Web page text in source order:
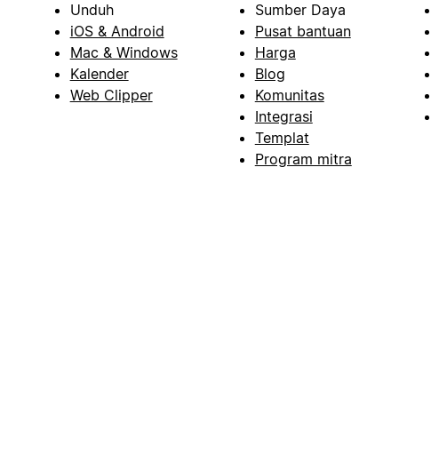
Unduh
iOS & Android
Mac & Windows
Kalender
Web Clipper
Sumber Daya
Pusat bantuan
Harga
Blog
Komunitas
Integrasi
Templat
Program mitra